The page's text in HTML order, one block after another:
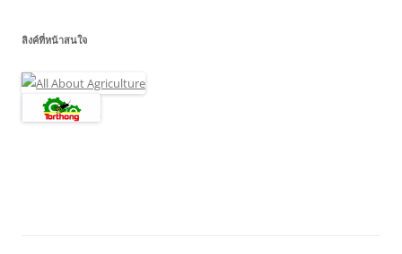
ลิงค์ที่หน้าสนใจ